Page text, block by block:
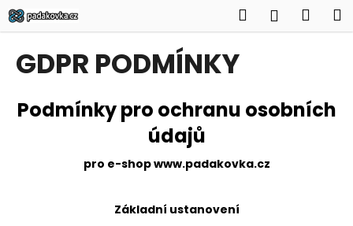
Přejít
na
obsah
Hledat
GDPR PODMÍNKY
Podmínky pro ochranu osobních
údajů
pro e-shop www.padakovka.cz
Základní ustanovení
K
o
o